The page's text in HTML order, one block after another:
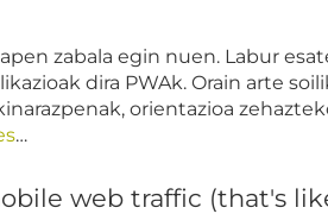
zabala egin nuen. Labur
dira PWAk. Orain arte
orientazioa
…
web traffic (that's